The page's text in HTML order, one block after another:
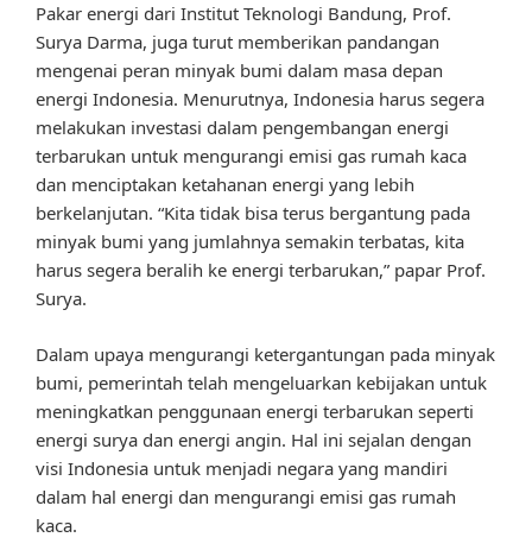
Pakar energi dari Institut Teknologi Bandung, Prof.
Surya Darma, juga turut memberikan pandangan
mengenai peran minyak bumi dalam masa depan
energi Indonesia. Menurutnya, Indonesia harus segera
melakukan investasi dalam pengembangan energi
terbarukan untuk mengurangi emisi gas rumah kaca
dan menciptakan ketahanan energi yang lebih
berkelanjutan. “Kita tidak bisa terus bergantung pada
minyak bumi yang jumlahnya semakin terbatas, kita
harus segera beralih ke energi terbarukan,” papar Prof.
Surya.
Dalam upaya mengurangi ketergantungan pada minyak
bumi, pemerintah telah mengeluarkan kebijakan untuk
meningkatkan penggunaan energi terbarukan seperti
energi surya dan energi angin. Hal ini sejalan dengan
visi Indonesia untuk menjadi negara yang mandiri
dalam hal energi dan mengurangi emisi gas rumah
kaca.